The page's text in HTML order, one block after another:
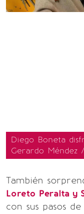
Diego Boneta
Gerardo Méndez
También
Loreto Peralta y
con sus pasos